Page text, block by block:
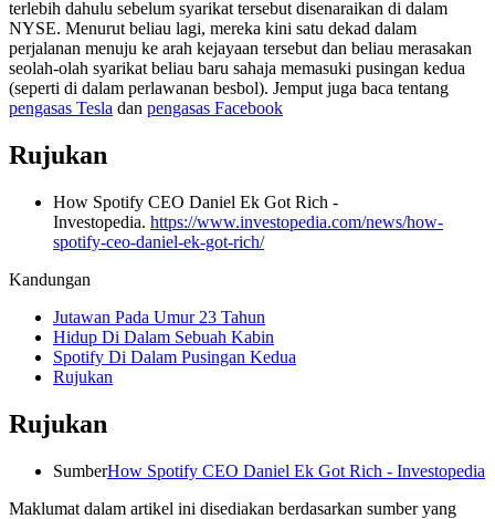
terlebih dahulu sebelum syarikat tersebut disenaraikan di dalam
NYSE. Menurut beliau lagi, mereka kini satu dekad dalam
perjalanan menuju ke arah kejayaan tersebut dan beliau merasakan
seolah-olah syarikat beliau baru sahaja memasuki pusingan kedua
(seperti di dalam perlawanan besbol). Jemput juga baca tentang
pengasas Tesla dan pengasas Facebook
Rujukan
How Spotify CEO Daniel Ek Got Rich -
Investopedia. https://www.investopedia.com/news/how-
spotify-ceo-daniel-ek-got-rich/
Kandungan
Jutawan Pada Umur 23 Tahun
Hidup Di Dalam Sebuah Kabin
Spotify Di Dalam Pusingan Kedua
Rujukan
Rujukan
SumberHow Spotify CEO Daniel Ek Got Rich - Investopedia
Maklumat dalam artikel ini disediakan berdasarkan sumber yang